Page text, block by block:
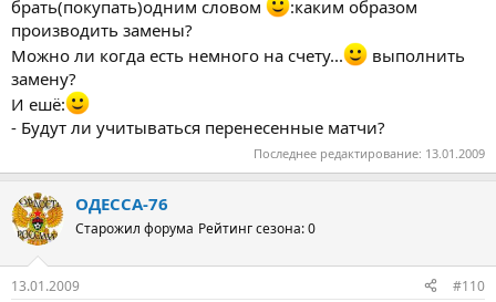
брать(покупать)одним словом
:каким образом
производить замены?
Можно ли когда есть немного на счету...
выполнить
замену?
И ешё:
- Будут ли учитываться перенесенные матчи?
Последнее редактирование: 13.01.2009
ОДЕССА-76
Старожил форума Рейтинг сезона: 0
13.01.2009 #110